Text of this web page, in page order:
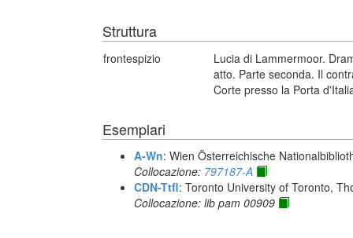
Struttura
frontespizio
Lucia di Lammermoor.
atto. Parte seconda. Il
Corte presso la Porta
Esemplari
A-Wn: Wien Österreichische
Collocazione: 797187-A
CDN-Ttfl: Toronto University of Toronto,
Collocazione: lib pam 00909